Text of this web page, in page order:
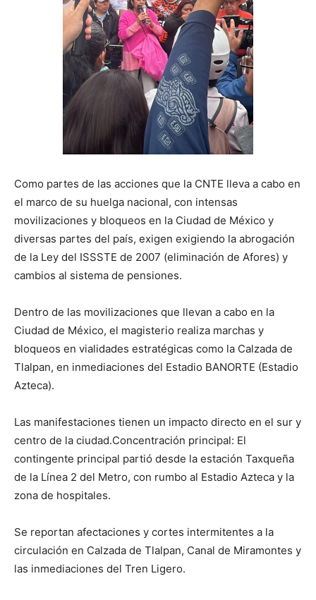
Como partes de las acciones que la CNTE lleva a cabo en
el marco de su huelga nacional, con intensas
movilizaciones y bloqueos en la Ciudad de México y
diversas partes del país, exigen exigiendo la abrogación
de la Ley del ISSSTE de 2007 (eliminación de Afores) y
cambios al sistema de pensiones.
Dentro de las movilizaciones que llevan a cabo en la
Ciudad de México, el magisterio realiza marchas y
bloqueos en vialidades estratégicas como la Calzada de
Tlalpan, en inmediaciones del Estadio BANORTE (Estadio
Azteca).
Las manifestaciones tienen un impacto directo en el sur y
centro de la ciudad.Concentración principal: El
contingente principal partió desde la estación Taxqueña
de la Línea 2 del Metro, con rumbo al Estadio Azteca y la
zona de hospitales.
Se reportan afectaciones y cortes intermitentes a la
circulación en Calzada de Tlalpan, Canal de Miramontes y
las inmediaciones del Tren Ligero.